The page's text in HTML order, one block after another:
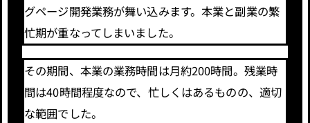
グページ開発業務が舞い込みます。本業と副業の繁
忙期が重なってしまいました。
その期間、本業の業務時間は月約200時間。残業時
間は40時間程度なので、忙しくはあるものの、適切
な範囲でした。